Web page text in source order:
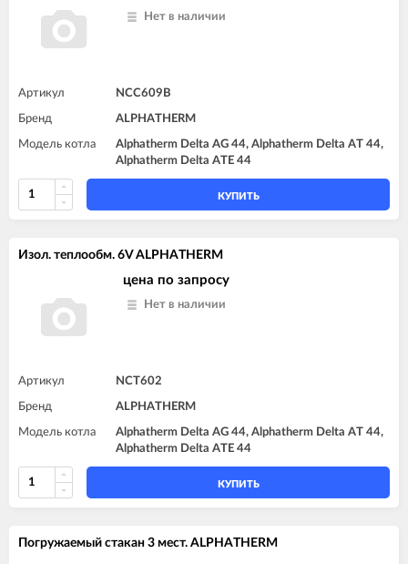
Нет в наличии
Артикул NCC609B
Бренд ALPHATHERM
Модель котла
Alphatherm Delta AG 44, Alphatherm Delta AT 44,
Alphatherm Delta ATE 44
КУПИТЬ
Изол. теплообм. 6V ALPHATHERM
цена по запросу
Нет в наличии
Артикул NCT602
Бренд ALPHATHERM
Модель котла
Alphatherm Delta AG 44, Alphatherm Delta AT 44,
Alphatherm Delta ATE 44
КУПИТЬ
Погружаемый стакан 3 мест. ALPHATHERM